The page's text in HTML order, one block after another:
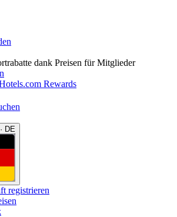
dank Preisen für Mitglieder
Rewards
DE
registrieren